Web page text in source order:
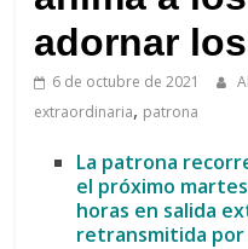
Arahal
adornar
6 de octubre de 2021
extraordinaria, patrona
La patrona
el próximo
horas en salida
retransmitida por